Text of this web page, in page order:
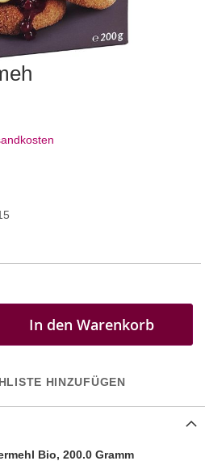
In den Warenkorb
HINZUFÜGEN
Bio, 200.0 Gramm